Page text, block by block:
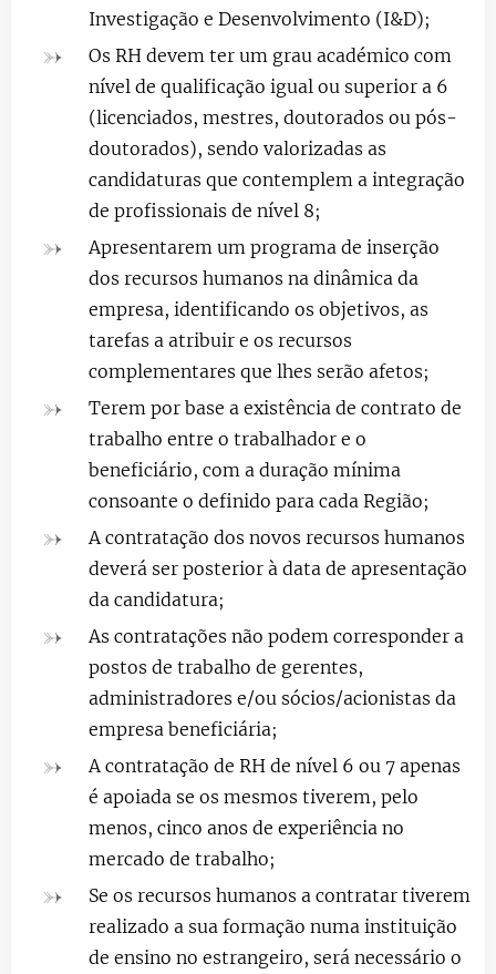
Investigação e Desenvolvimento (I&D);
Os RH devem ter um grau académico com
nível de qualificação igual ou superior a 6
(licenciados, mestres, doutorados ou pós-
doutorados), sendo valorizadas as
candidaturas que contemplem a integração
de profissionais de nível 8;
Apresentarem um programa de inserção
dos recursos humanos na dinâmica da
empresa, identificando os objetivos, as
tarefas a atribuir e os recursos
complementares que lhes serão afetos;
Terem por base a existência de contrato de
trabalho entre o trabalhador e o
beneficiário, com a duração mínima
consoante o definido para cada Região;
A contratação dos novos recursos humanos
deverá ser posterior à data de apresentação
da candidatura;
As contratações não podem corresponder a
postos de trabalho de gerentes,
administradores e/ou sócios/acionistas da
empresa beneficiária;
A contratação de RH de nível 6 ou 7 apenas
é apoiada se os mesmos tiverem, pelo
menos, cinco anos de experiência no
mercado de trabalho;
Se os recursos humanos a contratar tiverem
realizado a sua formação numa instituição
de ensino no estrangeiro, será necessário o